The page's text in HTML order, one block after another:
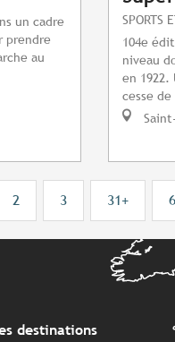
un cadre
prendre
au
SPORTS
104e
niveau
en
cesse
2 3 31+
destinations